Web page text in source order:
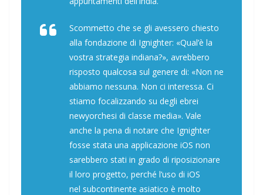
Scommetto che se gli avessero chiesto
alla fondazione di Ignighter: «Qual’è la
vostra strategia indiana?», avrebbero
risposto qualcosa sul genere di: «Non ne
abbiamo nessuna. Non ci interessa. Ci
stiamo focalizzando su degli ebrei
newyorchesi di classe media». Vale
anche la pena di notare che Ignighter
fosse stata una applicazione iOS non
sarebbero stati in grado di riposizionare
il loro progetto, perché l’uso di iOS
nel subcontinente asiatico è molto